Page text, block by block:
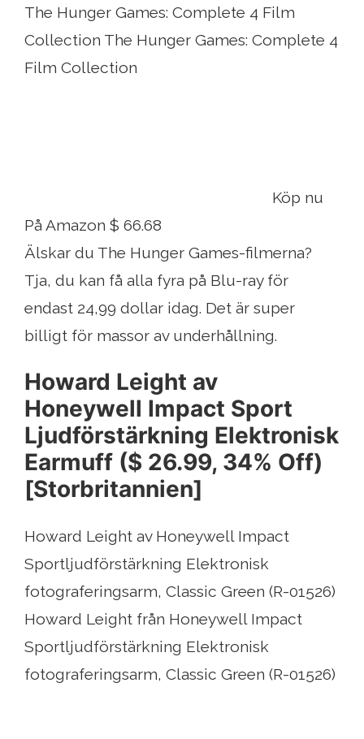
The Hunger Games: Complete 4 Film
Collection The Hunger Games: Complete 4
Film Collection
Köp nu
På Amazon $ 66.68
Älskar du The Hunger Games-filmerna?
Tja, du kan få alla fyra på Blu-ray för
endast 24,99 dollar idag. Det är super
billigt för massor av underhållning.
Howard Leight av
Honeywell Impact Sport
Ljudförstärkning Elektronisk
Earmuff ($ 26.99, 34% Off)
[Storbritannien]
Howard Leight av Honeywell Impact
Sportljudförstärkning Elektronisk
fotograferingsarm, Classic Green (R-01526)
Howard Leight från Honeywell Impact
Sportljudförstärkning Elektronisk
fotograferingsarm, Classic Green (R-01526)